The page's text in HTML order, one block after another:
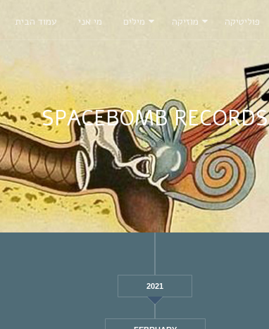
עמוד הבית מי אני מילים מוזיקה פוליטיקה
SPACEBOMB RECORDS
2021